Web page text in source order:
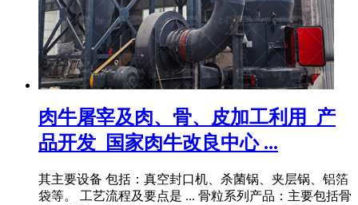
肉牛屠宰及肉、骨、皮加工利用_产
品开发_国家肉牛改良中心 ...
其主要设备 包括：真空封口机、杀菌锅、夹层锅、铝箔
袋等。 工艺流程及要点是 ... 骨粒系列产品：主要包括骨